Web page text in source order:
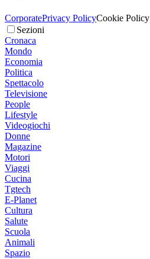
CorporatePrivacy PolicyCookie Policy
Sezioni
Cronaca
Mondo
Economia
Politica
Spettacolo
Televisione
People
Lifestyle
Videogiochi
Donne
Magazine
Motori
Viaggi
Cucina
Tgtech
E-Planet
Cultura
Salute
Scuola
Animali
Spazio